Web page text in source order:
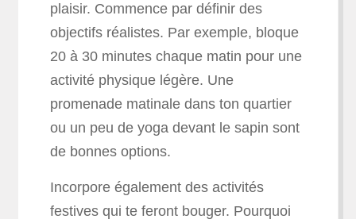
plaisir. Commence par définir des
objectifs réalistes. Par exemple, bloque
20 à 30 minutes chaque matin pour une
activité physique légère. Une
promenade matinale dans ton quartier
ou un peu de yoga devant le sapin sont
de bonnes options.
Incorpore également des activités
festives qui te feront bouger. Pourquoi